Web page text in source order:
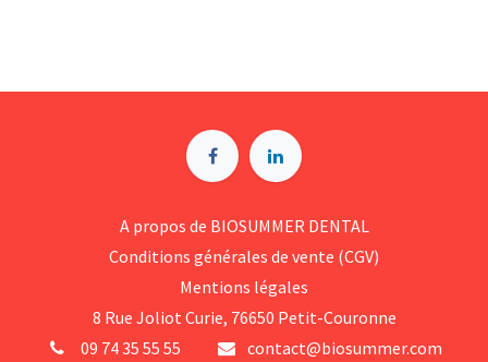
A p​ropos de BIOSUMMER DENTAL
Conditions générales d​e vente (CGV)
Mentions légales
8 Rue Jol​iot Curie, 76650 Petit-Couronne
09 74 35 55 55
contact@biosummer.com